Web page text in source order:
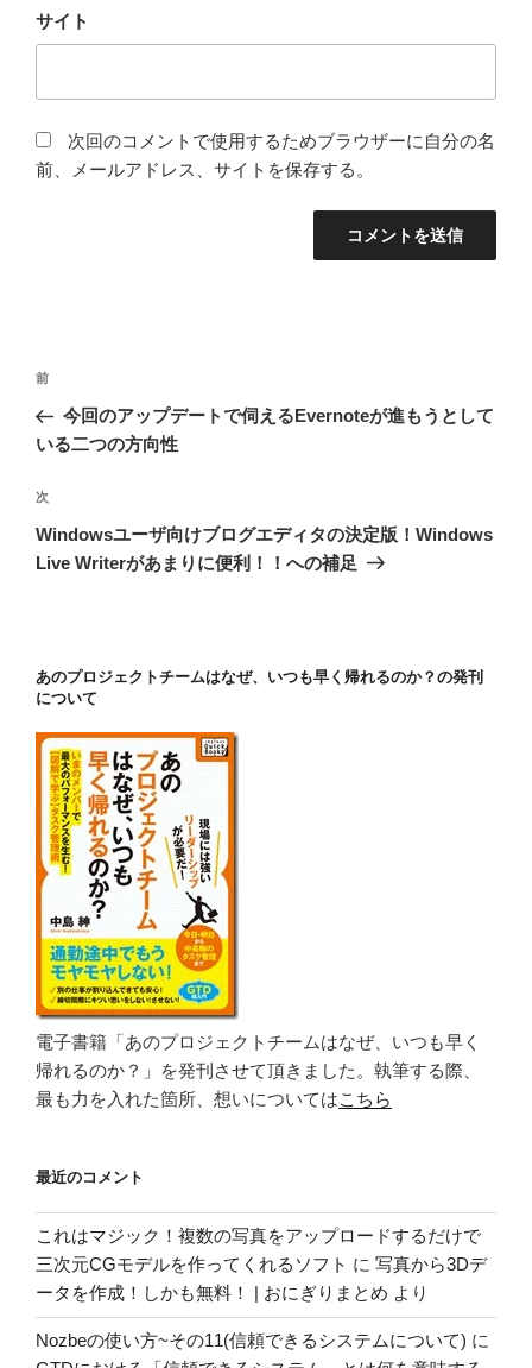
サイト
次回のコメントで使用するためブラウザーに自分の名
前、メールアドレス、サイトを保存する。
投
ナ
ゲ
ー
シ
前
の
投
前
今回のアップデートで伺えるEvernoteが進もうとして
いる二つの方向性
次
の
投
次
Windowsユーザ向けブログエディタの決定版！Windows
Live Writerがあまりに便利！！への補足
あのプロジェクトチームはなぜ、いつも早く帰れるのか？の発刊
について
電子書籍「あのプロジェクトチームはなぜ、いつも早く
帰れるのか？」を発刊させて頂きました。執筆する際、
最も力を入れた箇所、想いについてはこちら
最近のコメント
これはマジック！複数の写真をアップロードするだけで
三次元CGモデルを作ってくれるソフト に 写真から3Dデ
ータを作成！しかも無料！ | おにぎりまとめ より
Nozbeの使い方~その11(信頼できるシステムについて) に